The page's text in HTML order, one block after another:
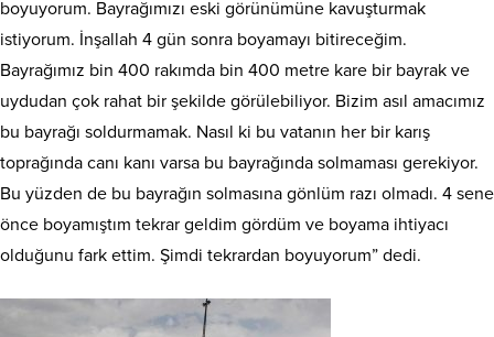
boyuyorum. Bayrağımızı eski görünümüne kavuşturmak
istiyorum. İnşallah 4 gün sonra boyamayı bitireceğim.
Bayrağımız bin 400 rakımda bin 400 metre kare bir bayrak ve
uydudan çok rahat bir şekilde görülebiliyor. Bizim asıl amacımız
bu bayrağı soldurmamak. Nasıl ki bu vatanın her bir karış
toprağında canı kanı varsa bu bayrağında solmaması gerekiyor.
Bu yüzden de bu bayrağın solmasına gönlüm razı olmadı. 4 sene
önce boyamıştım tekrar geldim gördüm ve boyama ihtiyacı
olduğunu fark ettim. Şimdi tekrardan boyuyorum” dedi.